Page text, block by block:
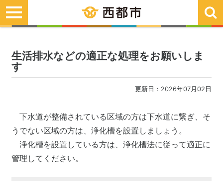
toggle
navigation
生活排水などの適正な処理をお願いしま
す
更新日：2026年07月02日
下水道が整備されている区域の方は下水道に繋ぎ、そ
うでない区域の方は、浄化槽を設置しましょう。
浄化槽を設置している方は、浄化槽法に従って適正に
管理してください。